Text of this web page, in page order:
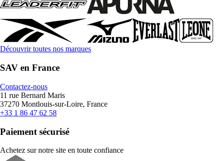
Découvrir toutes nos marques
SAV en France
Contactez-nous
11 rue Bernard Maris
37270 Montlouis-sur-Loire, France
+33 1 86 47 62 58
Paiement sécurisé
Achetez sur notre site en toute confiance